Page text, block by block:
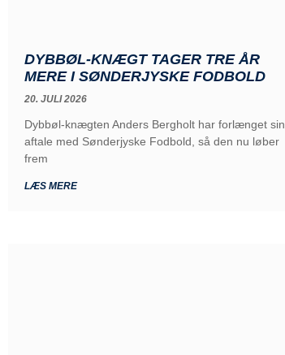
DYBBØL-KNÆGT TAGER TRE ÅR
MERE I SØNDERJYSKE FODBOLD
20. JULI 2026
Dybbøl-knægten Anders Bergholt har forlænget sin
aftale med Sønderjyske Fodbold, så den nu løber
frem
LÆS MERE